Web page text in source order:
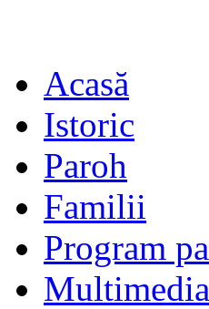
Acasă
Istoric
Paroh
Familii
Program
Multimedia